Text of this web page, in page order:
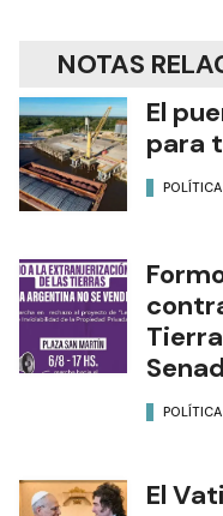
Edición Impresa
NOTAS
El
POLÍTICA
POLÍTICA